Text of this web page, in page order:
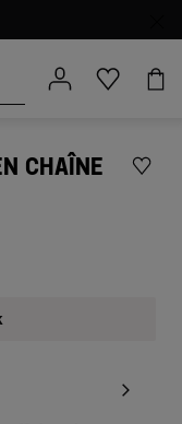
CHAÎNE